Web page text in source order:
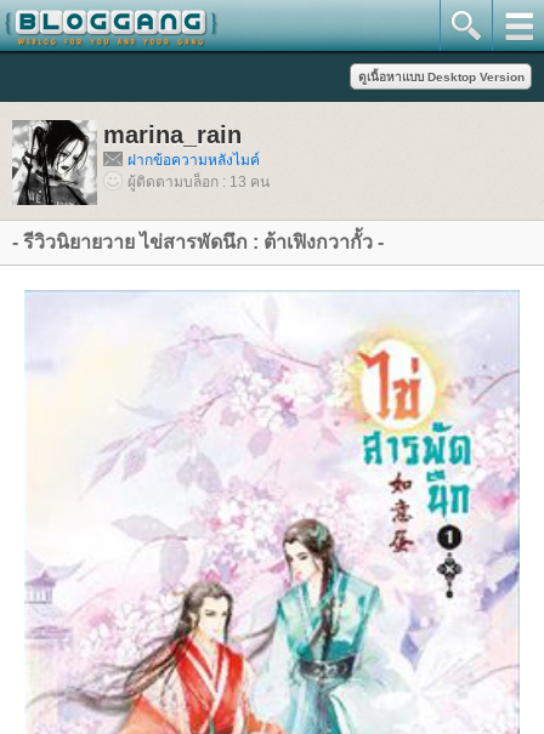
marina_rain
ฝากข้อความหลังไมค์
ผู้ติดตามบล็อก : 13 คน
- รีวิวนิยายวาย ไข่สารพัดนึก : ต้าเฟิงกวากั้ว -